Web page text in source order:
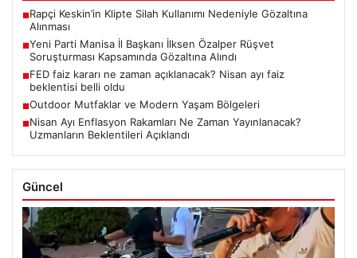
■Rapçi Keskin’in Klipte Silah Kullanımı Nedeniyle Gözaltına
Alınması
■Yeni Parti Manisa İl Başkanı İlksen Özalper Rüşvet
Soruşturması Kapsamında Gözaltına Alındı
■FED faiz kararı ne zaman açıklanacak? Nisan ayı faiz
beklentisi belli oldu
■Outdoor Mutfaklar ve Modern Yaşam Bölgeleri
■Nisan Ayı Enflasyon Rakamları Ne Zaman Yayınlanacak?
Uzmanların Beklentileri Açıklandı
Güncel